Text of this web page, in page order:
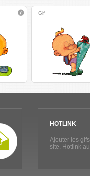
Gif
HOTLINK
Ajouter les
site. Hotlink